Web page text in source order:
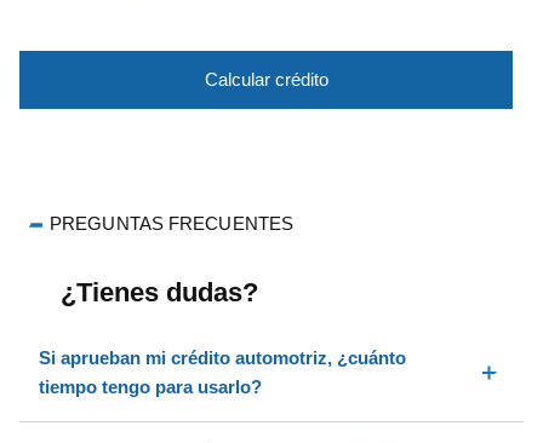
Calcular crédito
PREGUNTAS FRECUENTES
¿Tienes dudas?
Si aprueban mi crédito automotriz, ¿cuánto
tiempo tengo para usarlo?